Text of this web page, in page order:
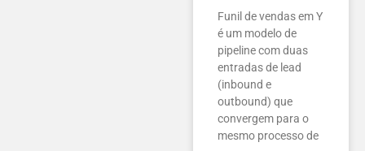
Funil de vendas em Y
é um modelo de
pipeline com duas
entradas de lead
(inbound e
outbound) que
convergem para o
mesmo processo de